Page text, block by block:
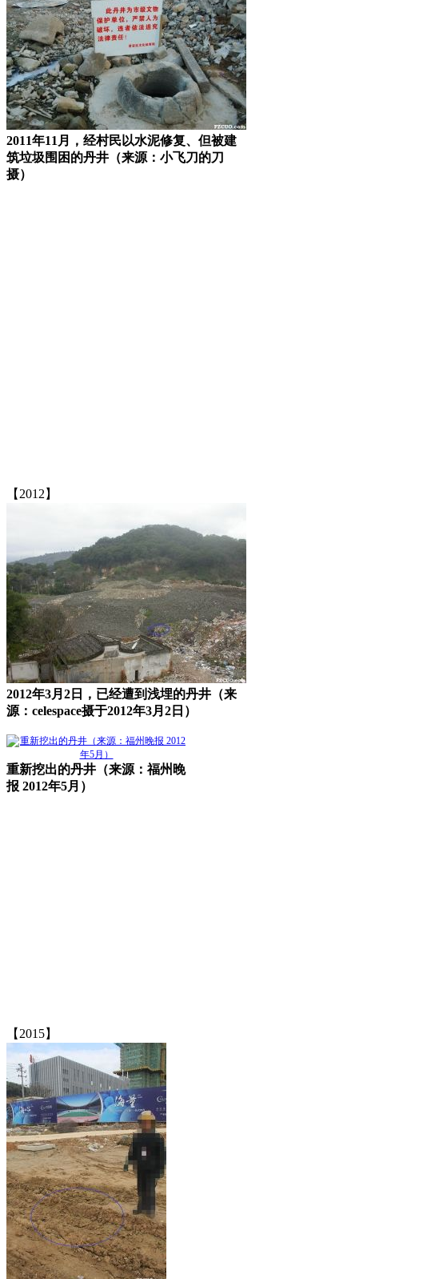
2011年11月，经村民以水泥修复、但被建
筑垃圾围困的丹井（来源：小飞刀的刀
摄）
【2012】
2012年3月2日，已经遭到浅埋的丹井（来
源：celespace摄于2012年3月2日）
重新挖出的丹井（来源：福州晚
报 2012年5月）
【2015】